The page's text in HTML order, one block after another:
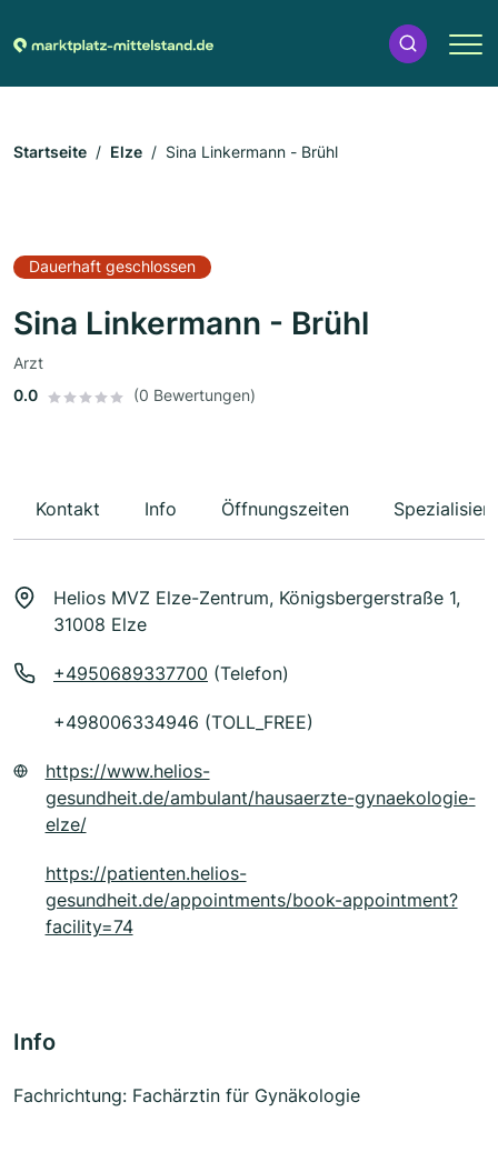
Startseite Elze Sina Linkermann - Brühl
Dauerhaft geschlossen
Sina Linkermann - Brühl
Arzt
0.0
(0 Bewertungen)
Kontakt Info Öffnungszeiten
Helios MVZ Elze-Zentrum, Königsbergerstraße 1,
31008 Elze
+4950689337700 (Telefon)
+498006334946 (TOLL_FREE)
https://www.helios-
gesundheit.de/ambulant/hausaerzte-gynaekologie-
elze/
https://patienten.helios-
gesundheit.de/appointments/book-appointment?
facility=74
Info
Fachrichtung: Fachärztin für Gynäkologie